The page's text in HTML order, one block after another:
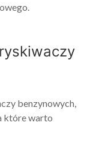
benzynowych,
które warto